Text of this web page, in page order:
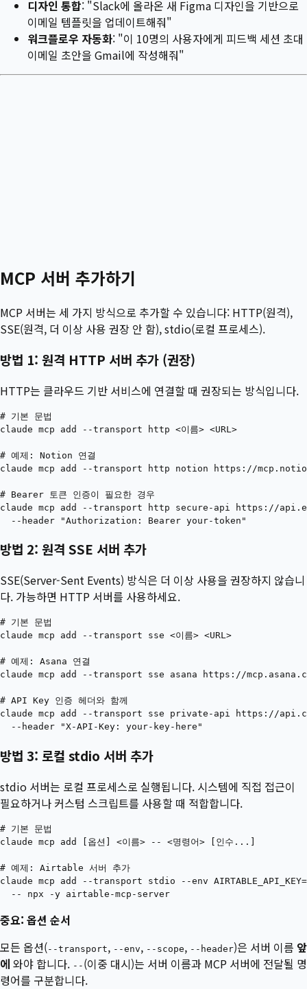
디자인 통합: "Slack에 올라온 새 Figma 디자인을 기반으로
이메일 템플릿을 업데이트해줘"
워크플로우 자동화: "이 10명의 사용자에게 피드백 세션 초대
이메일 초안을 Gmail에 작성해줘"
MCP 서버 추가하기
MCP 서버는 세 가지 방식으로 추가할 수 있습니다: HTTP(원격),
SSE(원격, 더 이상 사용 권장 안 함), stdio(로컬 프로세스).
방법 1: 원격 HTTP 서버 추가 (권장)
HTTP는 클라우드 기반 서비스에 연결할 때 권장되는 방식입니다.
# 기본 문법
claude mcp add --transport http <이름> <URL>
# 예제: Notion 연결
claude mcp add --transport http notion https://
# Bearer 토큰 인증이 필요한 경우
claude mcp add --transport http secure-api https://
방법 2: 원격 SSE 서버 추가
SSE(Server-Sent Events) 방식은 더 이상 사용을 권장하지 않습니
다. 가능하면 HTTP 서버를 사용하세요.
# 기본 문법
claude mcp add --transport sse <이름> <URL>
# 예제: Asana 연결
claude mcp add --transport sse asana https://
# API Key 인증 헤더와 함께
claude mcp add --transport sse private-api https://
방법 3: 로컬 stdio 서버 추가
stdio 서버는 로컬 프로세스로 실행됩니다. 시스템에 직접 접근이
필요하거나 커스텀 스크립트를 사용할 때 적합합니다.
# 기본 문법
claude mcp add [옵션] <이름> -- <명령어> [인수...]
# 예제: Airtable 서버 추가
claude mcp add --transport stdio --env
중요: 옵션 순서
모든 옵션(--transport, --env, --scope, --header)은 서버 이름 앞
에 와야 합니다. -- (이중 대시)는 서버 이름과 MCP 서버에 전달될 명
령어를 구분합니다.